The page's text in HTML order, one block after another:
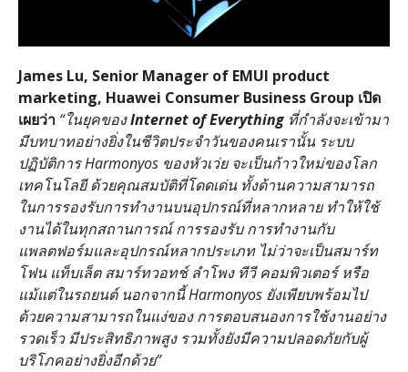
James Lu, Senior Manager of EMUI product
marketing, Huawei Consumer Business Group เปิด
เผยว่า“ในยุคของInternet of Everythingที่กําลังจะเข้ามา
มีบทบาทอย่างยิ่งในชีวิตประจําวันของคนเรานั้น ระบบ
ปฏิบัติการ Harmonyos ของหัวเว่ย จะเป็นก้าวใหม่ของโลก
เทคโนโลยี ด้วยคุณสมบัติที่โดดเด่น ทั้งด้านความสามารถ
ในการรองรับการทํางานบนอุปกรณ์ที่หลากหลาย ทําให้ใช้
งานได้ในทุกสถานการณ์ การรองรับ การทํางานกับ
แพลตฟอร์มและอุปกรณ์หลากประเภท ไม่ว่าจะเป็นสมาร์ท
โฟน แท็บเล็ต สมาร์ทวอทช์ ลําโพง ทีวี คอมพิวเตอร์ หรือ
แม้แต่ในรถยนต์ นอกจากนี้ Harmonyos ยังเพียบพร้อมไป
ด้วยความสามารถในแง่ของ การตอบสนองการใช้งานอย่าง
รวดเร็ว มีประสิทธิภาพสูง รวมทั้งยังมีความปลอดภัยกับผู้
บริโภคอย่างยิ่งอีกด้วย”